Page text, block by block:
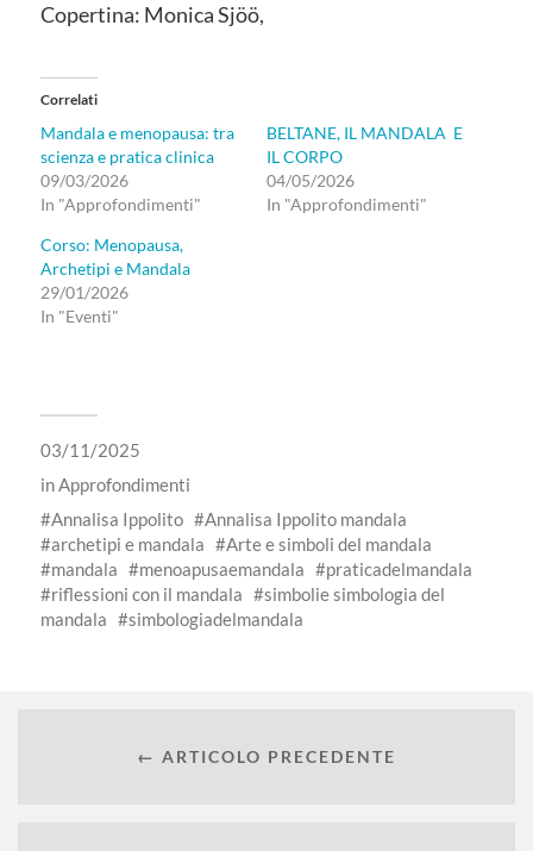
Copertina: Monica Sjöö,
Correlati
Mandala e menopausa: tra
scienza e pratica clinica
09/03/2026
In "Approfondimenti"
BELTANE, IL MANDALA E
IL CORPO
04/05/2026
In "Approfondimenti"
Corso: Menopausa,
Archetipi e Mandala
29/01/2026
In "Eventi"
03/11/2025
inApprofondimenti
Annalisa Ippolito
Annalisa Ippolito mandala
archetipi e mandala
Arte e simboli del mandala
mandala
menoapusaemandala
praticadelmandala
riflessioni con il mandala
simbolie simbologia del
mandala
simbologiadelmandala
← ARTICOLO PRECEDENTE